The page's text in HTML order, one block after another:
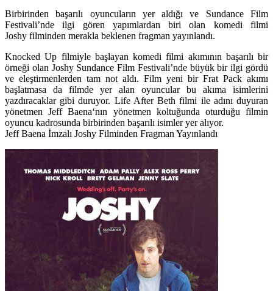
Birbirinden başarılı oyuncuların yer aldığı ve Sundance Film
Festivali’nde ilgi gören yapımlardan biri olan komedi filmi
Joshy filminden merakla beklenen fragman yayınlandı.
Knocked Up filmiyle başlayan komedi filmi akımının başarılı bir
örneği olan JoshySundance Film Festivali’nde büyük bir ilgi gördü
ve eleştirmenlerden tam not aldı. Film yeni bir Frat Pack akımı
başlatmasa da filmde yer alan oyuncular bu akıma isimlerini
yazdıracaklar gibi duruyor. Life After Beth filmi ile adını duyuran
yönetmen Jeff Baena‘nın yönetmen koltuğunda oturduğu filmin
oyuncu kadrosunda birbirinden başarılı isimler yer alıyor.
Jeff Baena İmzalı Joshy Filminden Fragman Yayınlandı